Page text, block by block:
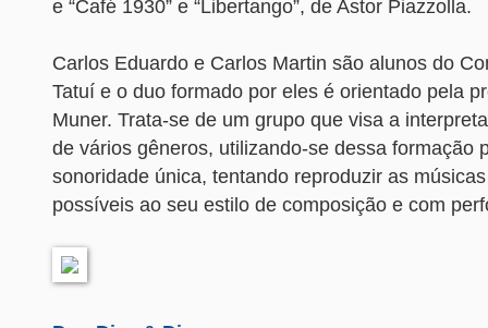
e “Café 1930” e “Libertango”, de Astor Piazzolla.
Carlos Eduardo e Carlos Martin são alunos do
Tatuí e o duo formado por eles é orientado pela
Muner. Trata-se de um grupo que visa a
de vários gêneros, utilizando-se dessa formação
sonoridade única, tentando reproduzir as
possíveis ao seu estilo de composição e com